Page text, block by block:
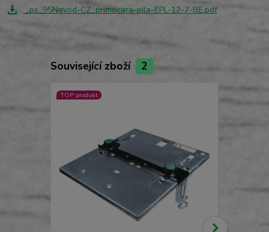
_ps_95Navod-CZ_primocara-pila-EPL-12-7-BE.pdf
Související zboží 2
TOP produkt